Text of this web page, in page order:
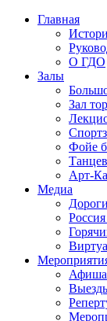
Главная
О ГДО
Залы
Зал
Фойе
Арт-
Медиа
Афиша